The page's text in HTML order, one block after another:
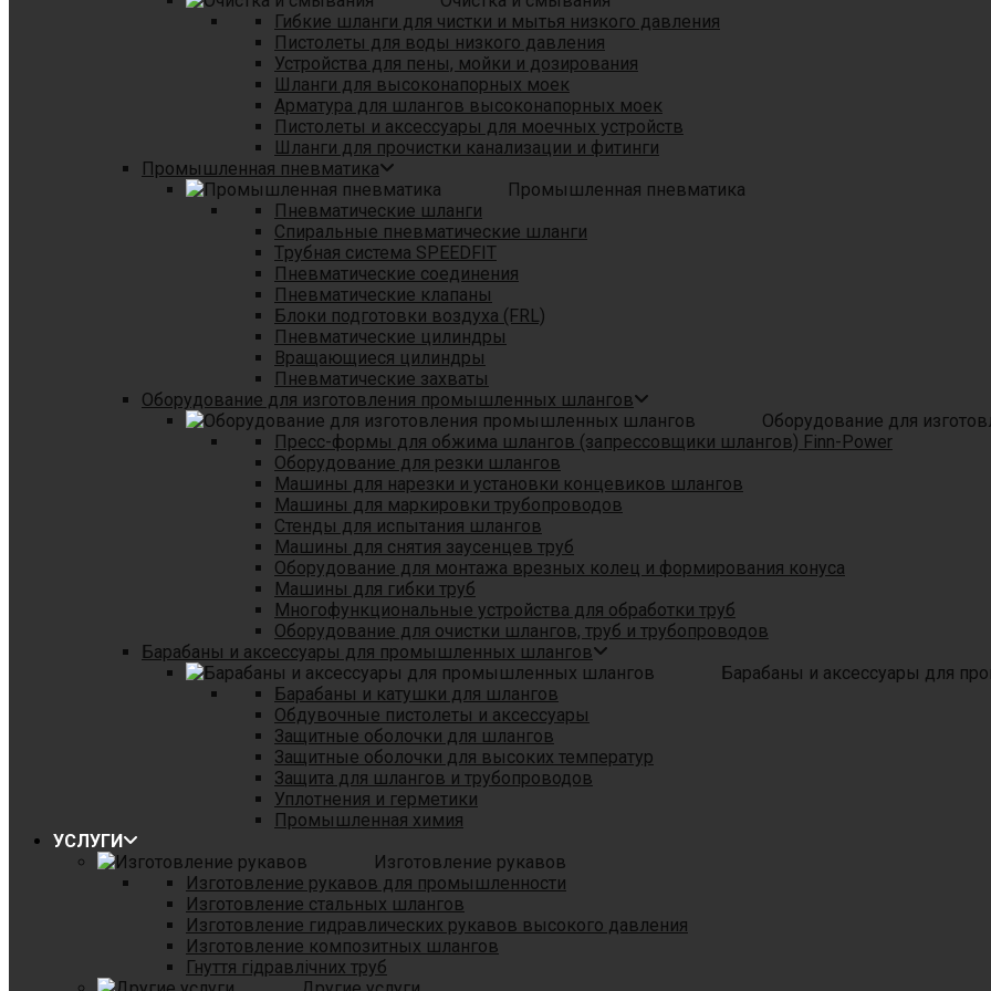
Гибкие шланги для чистки и мытья низкого давления
Пистолеты для воды низкого давления
Устройства для пены, мойки и дозирования
Шланги для высоконапорных моек
Арматура для шлангов высоконапорных моек
Пистолеты и аксессуары для моечных устройств
Шланги для прочистки канализации и фитинги
Промышленная пневматика
Промышленная пневматика
Пневматические шланги
Спиральные пневматические шланги
Tрубная система SPEEDFIT
Пневматические соединения
Пневматические клапаны
Блоки подготовки воздуха (FRL)
Пневматические цилиндры
Вращающиеся цилиндры
Пневматические захваты
Оборудование для изготовления промышленных шлангов
Оборудование для
Пресс-формы для обжима шлангов (запрессовщики шлангов) Finn-Power
Оборудование для резки шлангов
Машины для нарезки и установки концевиков шлангов
Машины для маркировки трубопроводов
Стенды для испытания шлангов
Машины для снятия заусенцев труб
Оборудование для монтажа врезных колец и формирования конуса
Машины для гибки труб
Многофункциональные устройства для обработки труб
Оборудование для очистки шлангов, труб и трубопроводов
Барабаны и аксессуары для промышленных шлангов
Барабаны и аксессуары для
Барабаны и катушки для шлангов
Обдувочные пистолеты и аксессуары
Защитные оболочки для шлангов
Защитные оболочки для высоких температур
Защита для шлангов и трубопроводов
Уплотнения и герметики
Промышленная химия
УСЛУГИ
Изготовление рукавов
Изготовление рукавов для промышленности
Изготовление стальных шлангов
Изготовление гидравлических рукавов высокого давления
Изготовление композитных шлангов
Гнуття гідравлічних труб